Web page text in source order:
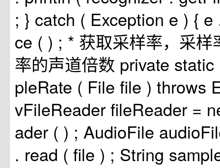
; } catch ( Exception e ) { e
ce ( ) ; * 获取采样率，采样
率的声道倍数 private static
pleRate ( File file ) throws
vFileReader fileReader =
ader ( ) ; AudioFile
. read ( file ) ; String